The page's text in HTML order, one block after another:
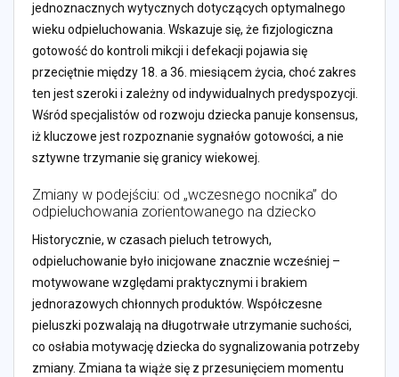
jednoznacznych wytycznych dotyczących optymalnego
wieku odpieluchowania. Wskazuje się, że fizjologiczna
gotowość do kontroli mikcji i defekacji pojawia się
przeciętnie między 18. a 36. miesiącem życia, choć zakres
ten jest szeroki i zależny od indywidualnych predyspozycji.
Wśród specjalistów od rozwoju dziecka panuje konsensus,
iż kluczowe jest rozpoznanie sygnałów gotowości, a nie
sztywne trzymanie się granicy wiekowej.
Zmiany w podejściu: od „wczesnego nocnika” do
odpieluchowania zorientowanego na dziecko
Historycznie, w czasach pieluch tetrowych,
odpieluchowanie było inicjowane znacznie wcześniej –
motywowane względami praktycznymi i brakiem
jednorazowych chłonnych produktów. Współczesne
pieluszki pozwalają na długotrwałe utrzymanie suchości,
co osłabia motywację dziecka do sygnalizowania potrzeby
zmiany. Zmiana ta wiąże się z przesunięciem momentu